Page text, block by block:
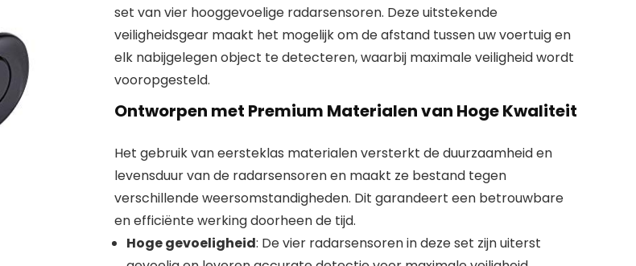
set van vier hooggevoelige radarsensoren. Deze uitstekende
veiligheidsgear maakt het mogelijk om de afstand tussen uw voertuig en
elk nabijgelegen object te detecteren, waarbij maximale veiligheid wordt
vooropgesteld.
Ontworpen met Premium Materialen van Hoge Kwaliteit
Het gebruik van eersteklas materialen versterkt de duurzaamheid en
levensduur van de radarsensoren en maakt ze bestand tegen
verschillende weersomstandigheden. Dit garandeert een betrouwbare
en efficiënte werking doorheen de tijd.
Hoge gevoeligheid: De vier radarsensoren in deze set zijn uiterst